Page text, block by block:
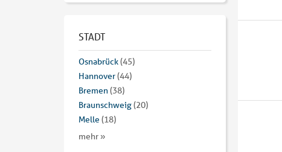
STADT
Osnabrück(45)
Hannover(44)
Bremen(38)
Braunschweig(20)
Melle (18)
mehr »